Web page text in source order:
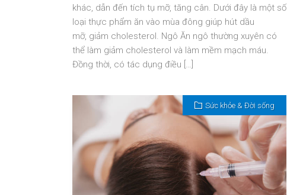
khác, dẫn đến tích tụ mỡ, tăng cân. Dưới đây là một số
loại thực phẩm ăn vào mùa đông giúp hút dầu
mỡ, giảm cholesterol. Ngô Ăn ngô thường xuyên có
thể làm giảm cholesterol và làm mềm mạch máu.
Đồng thời, có tác dụng điều […]
Sức khỏe & Đời sống